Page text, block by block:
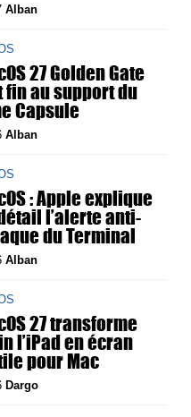
Alban
27 Golden Gate
fin au support du
Capsule
Alban
: Apple explique
l’alerte anti-
du Terminal
Alban
27 transforme
l’iPad en écran
pour Mac
Dargo